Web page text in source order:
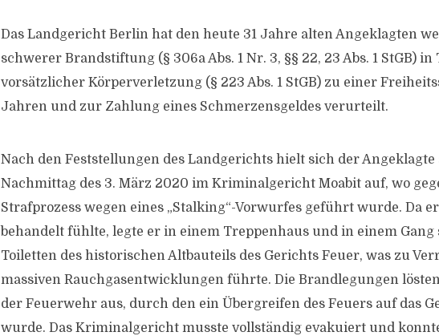
Das Landgericht Berlin hat den heute 31 Jahre alten Angeklagten
schwerer Brandstiftung (§ 306a Abs. 1 Nr. 3, §§ 22, 23 Abs. 1 StGB)
vorsätzlicher Körperverletzung (§ 223 Abs. 1 StGB) zu einer
Jahren und zur Zahlung eines Schmerzensgeldes verurteilt.
Nach den Feststellungen des Landgerichts hielt sich der
Nachmittag des 3. März 2020 im Kriminalgericht Moabit auf, wo
Strafprozess wegen eines „Stalking“-Vorwurfes geführt wurde. Da
behandelt fühlte, legte er in einem Treppenhaus und in einem
Toiletten des historischen Altbauteils des Gerichts Feuer, was zu
massiven Rauchgasentwicklungen führte. Die Brandlegungen
der Feuerwehr aus, durch den ein Übergreifen des Feuers auf das
wurde. Das Kriminalgericht musste vollständig evakuiert und